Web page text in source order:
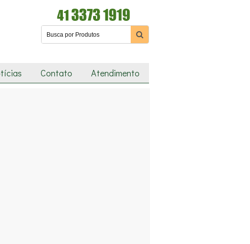
Contato Atendimento